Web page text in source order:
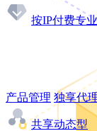
按IP付费专
产品管理 独享代
共享动态型